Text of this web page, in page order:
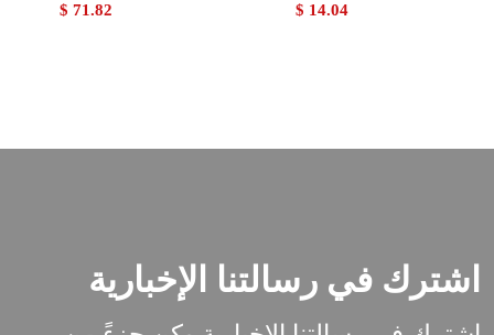
14.04 $
71.82 $
اشترك في رسالتنا الإخبارية